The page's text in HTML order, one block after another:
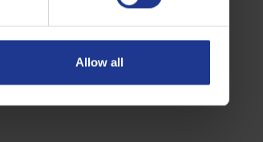
Allow all